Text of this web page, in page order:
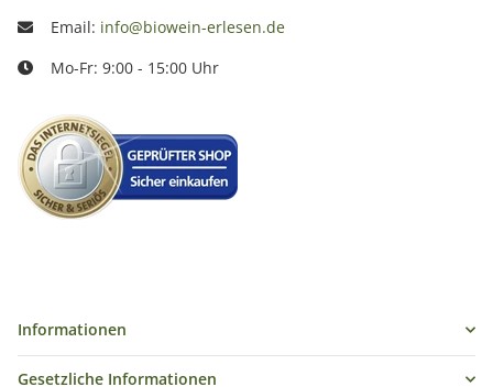
Email: info@biowein-erlesen.de
Mo-Fr: 9:00 - 15:00 Uhr
Informationen
Gesetzliche Informationen